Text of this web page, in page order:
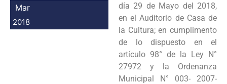
Mar
2018
día 29 de Mayo del 2018,
en el Auditorio de Casa de
la Cultura; en cumplimento
de lo dispuesto en el
artículo 98° de la Ley N°
27972 y la Ordenanza
Municipal N° 003- 2007-